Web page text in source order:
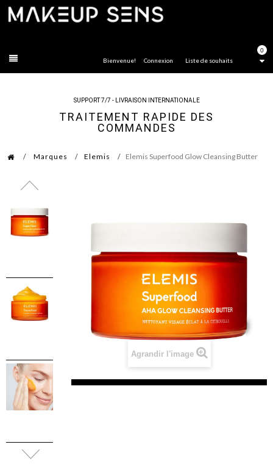
0
Liste de souhaits
Bienvenue! Connexion
SUPPORT 7/7 - LIVRAISON INTERNATIONALE
TRAITEMENT RAPIDE DES
COMMANDES
Marques Elemis Elemis Superfood Glow Cleansing Butter
Agrandir l'image